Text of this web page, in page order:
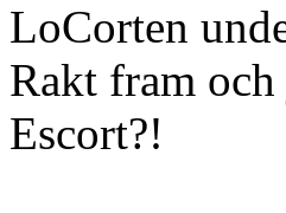
LoCorten
Rakt fram
Escort?!